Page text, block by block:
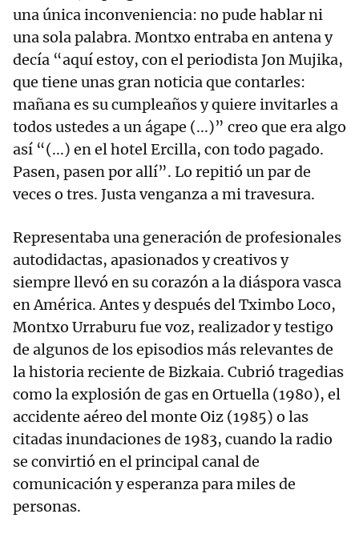
una única inconveniencia: no pude hablar ni
una sola palabra. Montxo entraba en antena y
decía “aquí estoy, con el periodista Jon Mujika,
que tiene unas gran noticia que contarles:
mañana es su cumpleaños y quiere invitarles a
todos ustedes a un ágape (...)” creo que era algo
así “(...) en el hotel Ercilla, con todo pagado.
Pasen, pasen por allí”. Lo repitió un par de
veces o tres. Justa venganza a mi travesura.
Representaba una generación de profesionales
autodidactas, apasionados y creativos y
siempre llevó en su corazón a la diáspora vasca
en América. Antes y después del Tximbo Loco,
Montxo Urraburu fue voz, realizador y testigo
de algunos de los episodios más relevantes de
la historia reciente de Bizkaia. Cubrió tragedias
como la explosión de gas en Ortuella (1980), el
accidente aéreo del monte Oiz (1985) o las
citadas inundaciones de 1983, cuando la radio
se convirtió en el principal canal de
comunicación y esperanza para miles de
personas.